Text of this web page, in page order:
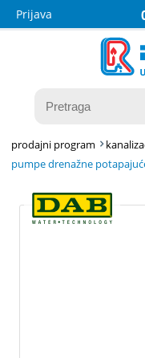
Prijava
prodajni program
pumpe drenažne